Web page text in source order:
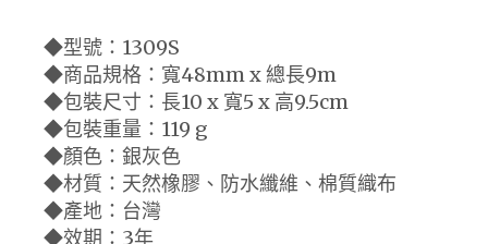
◆型號：1309S
◆商品規格：寬48mm x 總長9m
◆包裝尺寸：長10 x 寬5 x 高9.5cm
◆包裝重量：119 g
◆顏色：銀灰色
◆材質：天然橡膠、防水纖維、棉質織布
◆產地：台灣
◆效期：3年